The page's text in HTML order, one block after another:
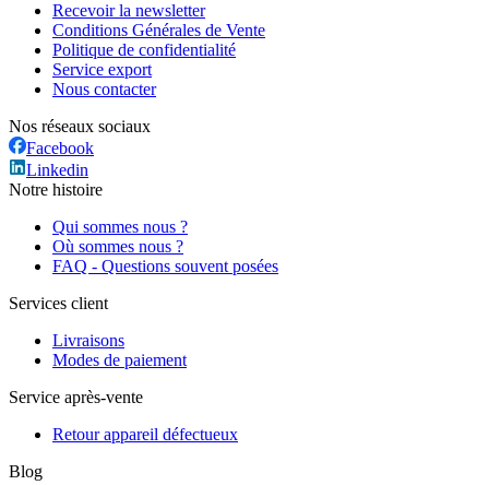
Recevoir la newsletter
Conditions Générales de Vente
Politique de confidentialité
Service export
Nous contacter
Nos réseaux sociaux
Facebook
Linkedin
Notre histoire
Qui sommes nous ?
Où sommes nous ?
FAQ - Questions souvent posées
Services client
Livraisons
Modes de paiement
Service après-vente
Retour appareil défectueux
Blog